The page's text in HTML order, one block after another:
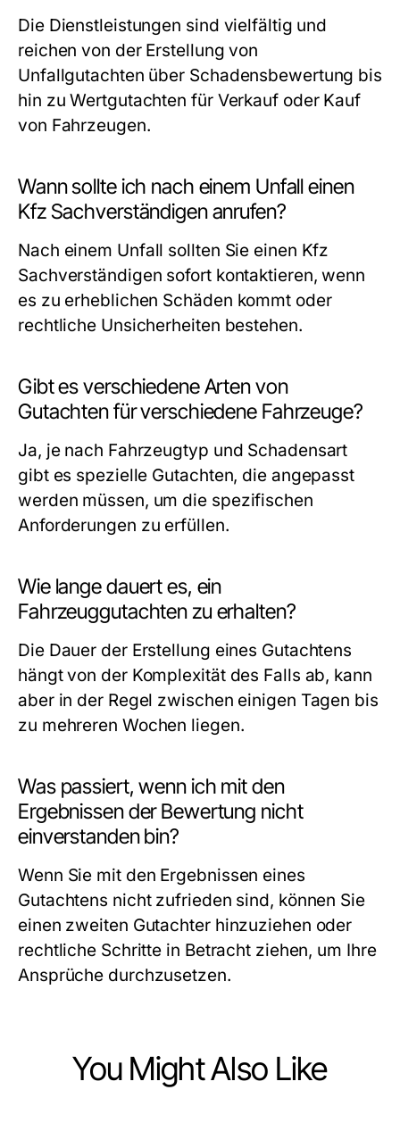
Die Dienstleistungen sind vielfältig und
reichen von der Erstellung von
Unfallgutachten über Schadensbewertung bis
hin zu Wertgutachten für Verkauf oder Kauf
von Fahrzeugen.
Wann sollte ich nach einem Unfall einen
Kfz Sachverständigen anrufen?
Nach einem Unfall sollten Sie einen Kfz
Sachverständigen sofort kontaktieren, wenn
es zu erheblichen Schäden kommt oder
rechtliche Unsicherheiten bestehen.
Gibt es verschiedene Arten von
Gutachten für verschiedene Fahrzeuge?
Ja, je nach Fahrzeugtyp und Schadensart
gibt es spezielle Gutachten, die angepasst
werden müssen, um die spezifischen
Anforderungen zu erfüllen.
Wie lange dauert es, ein
Fahrzeuggutachten zu erhalten?
Die Dauer der Erstellung eines Gutachtens
hängt von der Komplexität des Falls ab, kann
aber in der Regel zwischen einigen Tagen bis
zu mehreren Wochen liegen.
Was passiert, wenn ich mit den
Ergebnissen der Bewertung nicht
einverstanden bin?
Wenn Sie mit den Ergebnissen eines
Gutachtens nicht zufrieden sind, können Sie
einen zweiten Gutachter hinzuziehen oder
rechtliche Schritte in Betracht ziehen, um Ihre
Ansprüche durchzusetzen.
You Might Also Like